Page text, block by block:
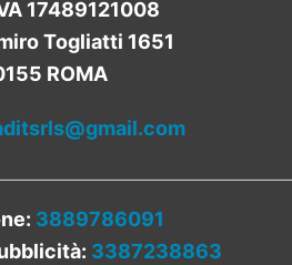
17489121008
Togliatti 1651
ROMA
3889786091
3387238863